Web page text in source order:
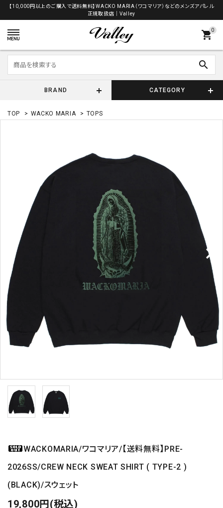
【10,000円以上のご購入で送料無料】WACKO MARIA（ワコマリア）などのメンズアパレル
正規取扱店│Valley
0
shopping_cart
search
BRAND CATEGORY
TOP > WACKO MARIA > TOPS
WACKOMARIA/ワコマリア/【送料無料】PRE-
2026SS/CREW NECK SWEAT SHIRT ( TYPE-2 )
(BLACK)/スウェット
19,800円(税込)